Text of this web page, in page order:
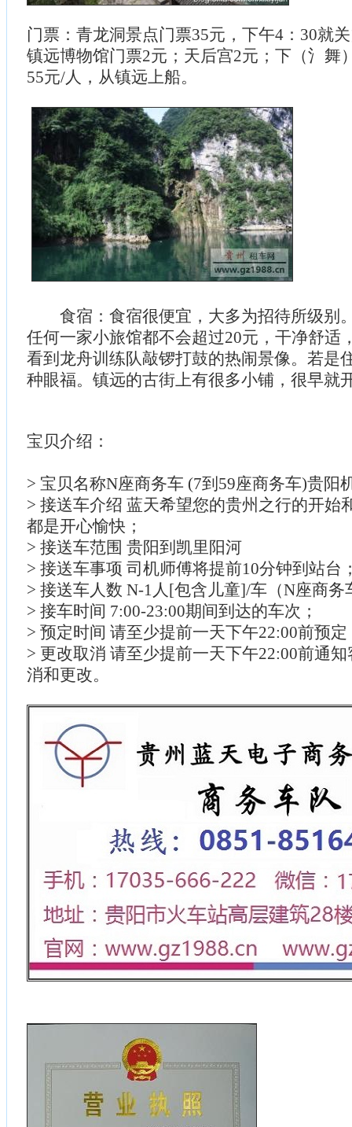
门票：青龙洞景点门票35元，下午4：30就
镇远博物馆门票2元；天后宫2元；下（氵舞
55元/人，从镇远上船。
食宿：食宿很便宜，大多为招待所级别
任何一家小旅馆都不会超过20元，干净舒适
看到龙舟训练队敲锣打鼓的热闹景像。若是
种眼福。镇远的古街上有很多小铺，很早就
宝贝介绍：
> 宝贝名称N座商务车 (7到59座商务车)贵阳
> 接送车介绍 蓝天希望您的贵州之行的开始
都是开心愉快；
> 接送车范围 贵阳到凯里阳河
> 接送车事项 司机师傅将提前10分钟到站台
> 接送车人数 N-1人[包含儿童]/车（N座商务
> 接车时间 7:00-23:00期间到达的车次；
> 预定时间 请至少提前一天下午22:00前预
> 更改取消 请至少提前一天下午22:00前通
消和更改。